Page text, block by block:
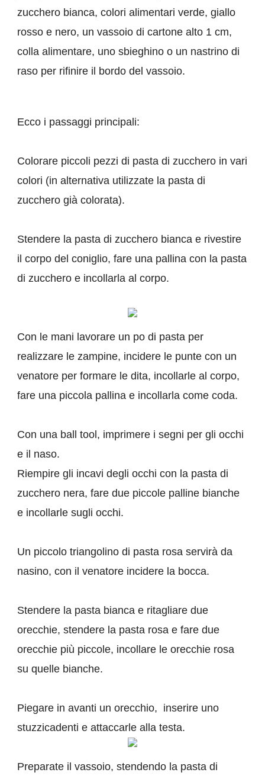
zucchero bianca, colori alimentari verde, giallo
rosso e nero, un vassoio di cartone alto 1 cm,
colla alimentare, uno sbieghino o un nastrino di
raso per rifinire il bordo del vassoio.
Ecco i passaggi principali:
Colorare piccoli pezzi di pasta di zucchero in vari
colori (in alternativa utilizzate la pasta di
zucchero già colorata).
Stendere la pasta di zucchero bianca e rivestire
il corpo del coniglio, fare una pallina con la pasta
di zucchero e incollarla al corpo.
Con le mani lavorare un po di pasta per
realizzare le zampine, incidere le punte con un
venatore per formare le dita, incollarle al corpo,
fare una piccola pallina e incollarla come coda.
Con una ball tool, imprimere i segni per gli occhi
e il naso.
Riempire gli incavi degli occhi con la pasta di
zucchero nera, fare due piccole palline bianche
e incollarle sugli occhi.
Un piccolo triangolino di pasta rosa servirà da
nasino, con il venatore incidere la bocca.
Stendere la pasta bianca e ritagliare due
orecchie, stendere la pasta rosa e fare due
orecchie più piccole, incollare le orecchie rosa
su quelle bianche.
Piegare in avanti un orecchio, inserire uno
stuzzicadenti e attaccarle alla testa.
Preparate il vassoio, stendendo la pasta di